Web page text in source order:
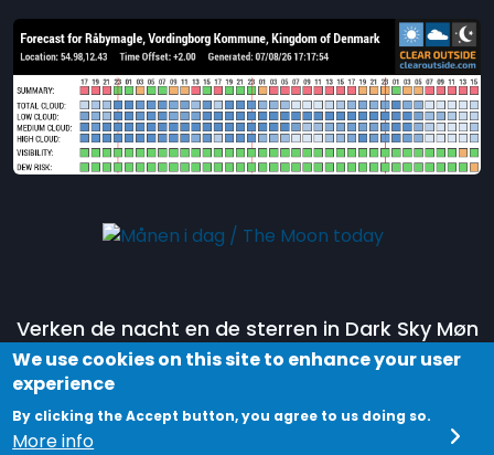
Verken de nacht en de sterren in Dark Sky Møn
door deel te nemen aan een tour in hetDark
We use cookies on this site to enhance your user
experience
By clicking the Accept button, you agree to us doing so.
More info